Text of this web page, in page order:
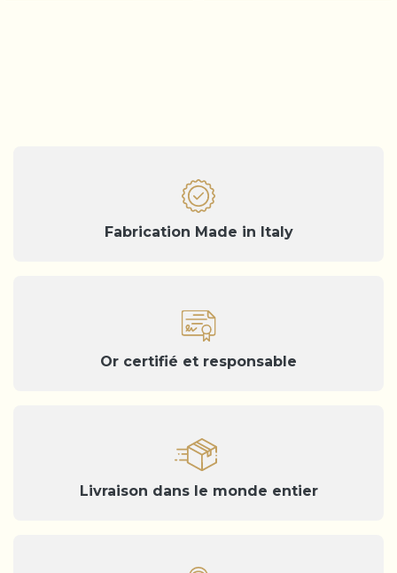
Fabrication Made in Italy
Or certifié et responsable
Livraison dans le monde entier